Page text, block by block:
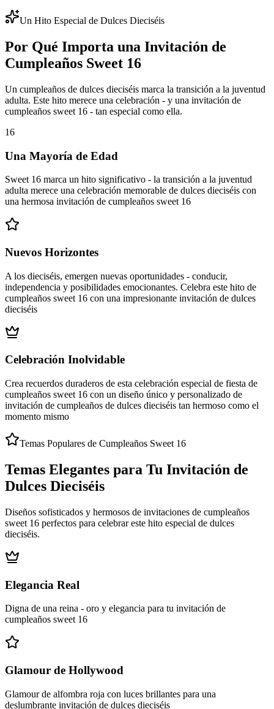
Un Hito Especial de Dulces Dieciséis
Por Qué Importa una Invitación de
Cumpleaños Sweet 16
Un cumpleaños de dulces dieciséis marca la transición a la juventud
adulta. Este hito merece una celebración - y una invitación de
cumpleaños sweet 16 - tan especial como ella.
16
Una Mayoría de Edad
Sweet 16 marca un hito significativo - la transición a la juventud
adulta merece una celebración memorable de dulces dieciséis con
una hermosa invitación de cumpleaños sweet 16
Nuevos Horizontes
A los dieciséis, emergen nuevas oportunidades - conducir,
independencia y posibilidades emocionantes. Celebra este hito de
cumpleaños sweet 16 con una impresionante invitación de dulces
dieciséis
Celebración Inolvidable
Crea recuerdos duraderos de esta celebración especial de fiesta de
cumpleaños sweet 16 con un diseño único y personalizado de
invitación de cumpleaños de dulces dieciséis tan hermoso como el
momento mismo
Temas Populares de Cumpleaños Sweet 16
Temas Elegantes para Tu Invitación de
Dulces Dieciséis
Diseños sofisticados y hermosos de invitaciones de cumpleaños
sweet 16 perfectos para celebrar este hito especial de dulces
dieciséis.
Elegancia Real
Digna de una reina - oro y elegancia para tu invitación de
cumpleaños sweet 16
Glamour de Hollywood
Glamour de alfombra roja con luces brillantes para una
deslumbrante invitación de dulces dieciséis